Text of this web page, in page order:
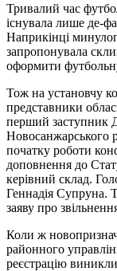
Тривалий час
існувала лише де-
Наприкінці
запропонувала
оформити
Тож на установчу
представники
перший заступник
Новосанжарського
початку роботи
доповнення до
керівний склад.
Геннадія Супруна.
заяву про
Коли ж
районного
реєстрацію